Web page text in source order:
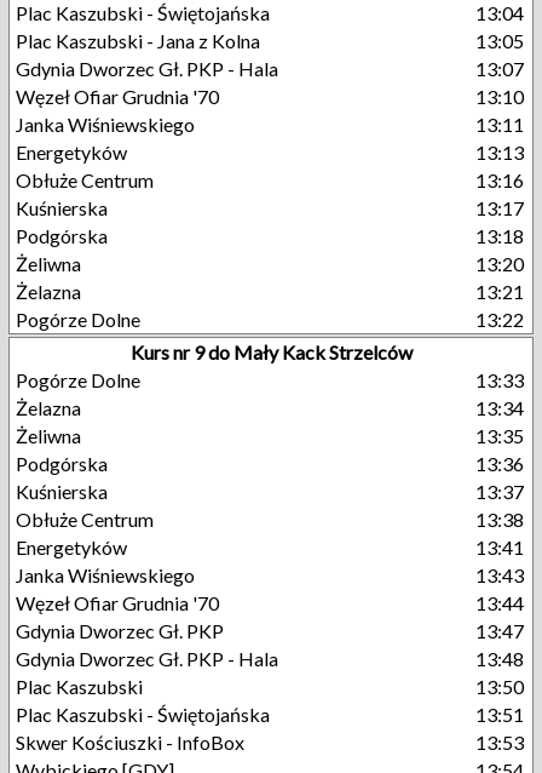
Plac Kaszubski - Świętojańska
13:04
Plac Kaszubski - Jana z Kolna
13:05
Gdynia Dworzec Gł. PKP - Hala
13:07
Węzeł Ofiar Grudnia '70
13:10
Janka Wiśniewskiego
13:11
Energetyków
13:13
Obłuże Centrum
13:16
Kuśnierska
13:17
Podgórska
13:18
Żeliwna
13:20
Żelazna
13:21
Pogórze Dolne
13:22
Kurs nr 9 do Mały Kack Strzelców
Pogórze Dolne
13:33
Żelazna
13:34
Żeliwna
13:35
Podgórska
13:36
Kuśnierska
13:37
Obłuże Centrum
13:38
Energetyków
13:41
Janka Wiśniewskiego
13:43
Węzeł Ofiar Grudnia '70
13:44
Gdynia Dworzec Gł. PKP
13:47
Gdynia Dworzec Gł. PKP - Hala
13:48
Plac Kaszubski
13:50
Plac Kaszubski - Świętojańska
13:51
Skwer Kościuszki - InfoBox
13:53